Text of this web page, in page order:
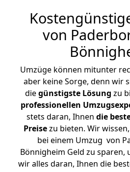
von
Umzüge können mitunter
aber keine Sorge, denn wir
diegünstigste Lösung zu
professionellen
stets daran, Ihnen die
Preisezu bieten. Wir
bei einem Umzug von
Bönnigheim Geld zu sparen,
wir alles daran, Ihnen die